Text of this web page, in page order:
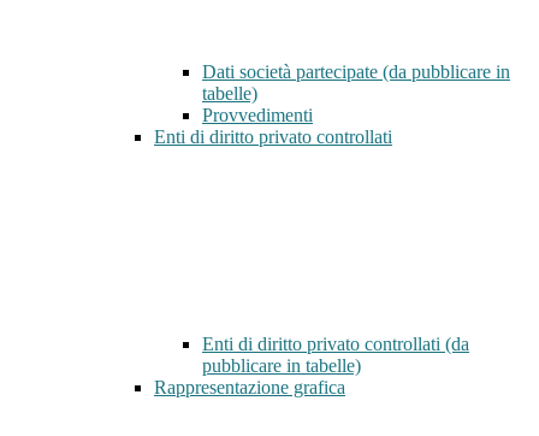
Dati società partecipate (da pubblicare in
tabelle)
Provvedimenti
Enti di diritto privato controllati
Enti di diritto privato controllati (da
pubblicare in tabelle)
Rappresentazione grafica